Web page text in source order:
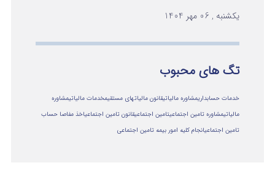
یکشنبه , 06 مهر 1404
تگ های محبوب
خدمات حسابداریمشاوره مالیاتیقانون مالیاتهای مستقیمخدمات مالیاتیمشاوره
مالياتيمشاوره تامین اجتماعیتامین اجتماعیقانون تامین اجتماعیاخذ مفاصا حساب
تامین اجتماعیانجام کلیه امور بیمه تامین اجتماعی